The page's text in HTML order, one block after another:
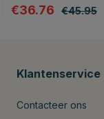
€36.76 €45.95
Klantenservice
Contacteer ons